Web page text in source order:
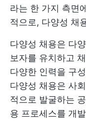
라는 한 가지 측면
적으로, 다양성 채
다양성 채용은 다
보자를 유치하고
다양한 인력을 구
다양성 채용은 사
적으로 발굴하는
용 프로세스를 개